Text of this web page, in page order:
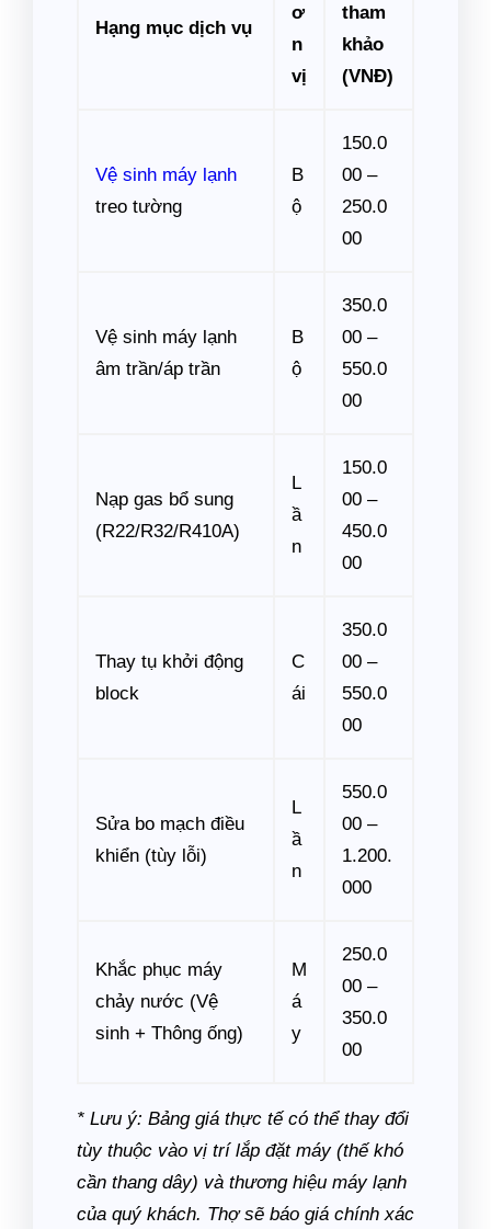
Hạng mục dịch vụ
ơ
n
vị
tham
khảo
(VNĐ)
Vệ sinh máy lạnh
treo tường
B
ộ
150.0
00 –
250.0
00
Vệ sinh máy lạnh
âm trần/áp trần
B
ộ
350.0
00 –
550.0
00
Nạp gas bổ sung
(R22/R32/R410A)
L
ầ
n
150.0
00 –
450.0
00
Thay tụ khởi động
block
C
ái
350.0
00 –
550.0
00
Sửa bo mạch điều
khiển (tùy lỗi)
L
ầ
n
550.0
00 –
1.200.
000
Khắc phục máy
chảy nước (Vệ
sinh + Thông ống)
M
á
y
250.0
00 –
350.0
00
* Lưu ý: Bảng giá thực tế có thể thay đổi
tùy thuộc vào vị trí lắp đặt máy (thế khó
cần thang dây) và thương hiệu máy lạnh
của quý khách. Thợ sẽ báo giá chính xác